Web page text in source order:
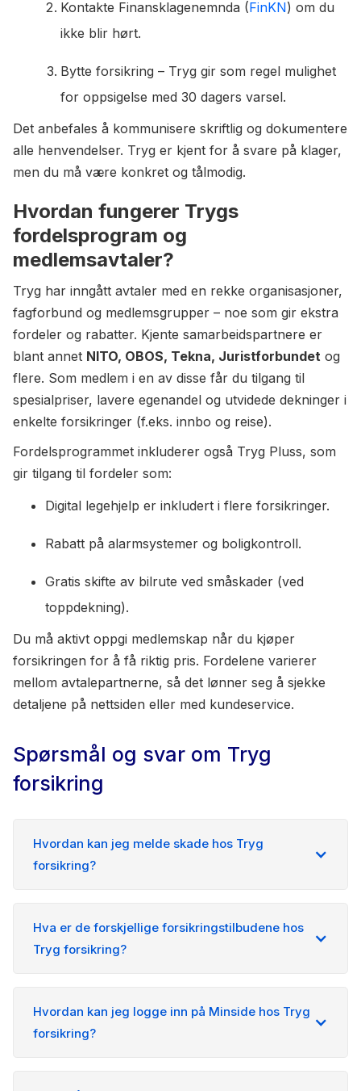
Kontakte Finansklagenemnda (FinKN) om du
ikke blir hørt.
Bytte forsikring – Tryg gir som regel mulighet
for oppsigelse med 30 dagers varsel.
Det anbefales å kommunisere skriftlig og dokumentere
alle henvendelser. Tryg er kjent for å svare på klager,
men du må være konkret og tålmodig.
Hvordan fungerer Trygs
fordelsprogram og
medlemsavtaler?
Tryg har inngått avtaler med en rekke organisasjoner,
fagforbund og medlemsgrupper – noe som gir ekstra
fordeler og rabatter. Kjente samarbeidspartnere er
blant annet NITO, OBOS, Tekna, Juristforbundet og
flere. Som medlem i en av disse får du tilgang til
spesialpriser, lavere egenandel og utvidede dekninger i
enkelte forsikringer (f.eks. innbo og reise).
Fordelsprogrammet inkluderer også Tryg Pluss, som
gir tilgang til fordeler som:
Digital legehjelp er inkludert i flere forsikringer.
Rabatt på alarmsystemer og boligkontroll.
Gratis skifte av bilrute ved småskader (ved
toppdekning).
Du må aktivt oppgi medlemskap når du kjøper
forsikringen for å få riktig pris. Fordelene varierer
mellom avtalepartnerne, så det lønner seg å sjekke
detaljene på nettsiden eller med kundeservice.
Spørsmål og svar om Tryg
forsikring
Hvordan kan jeg melde skade hos Tryg
forsikring?
Hva er de forskjellige forsikringstilbudene hos
Tryg forsikring?
Hvordan kan jeg logge inn på Minside hos Tryg
forsikring?